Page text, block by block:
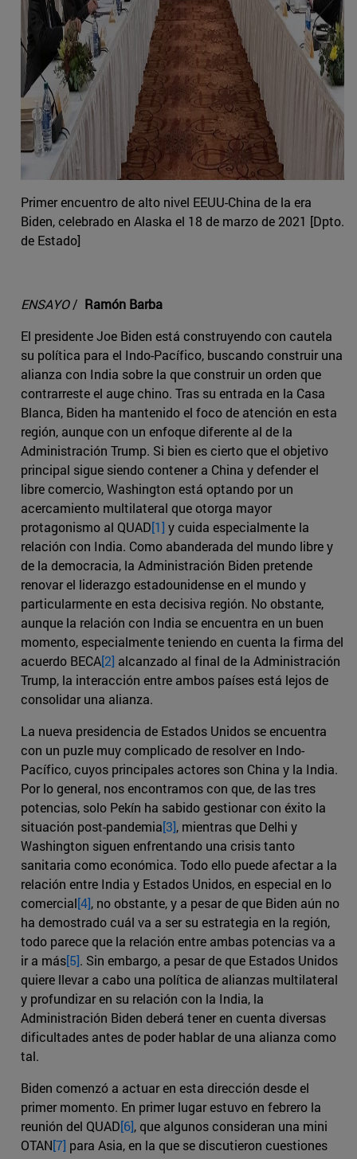
Primer encuentro de alto nivel EEUU-China de la era
Biden, celebrado en Alaska el 18 de marzo de 2021 [Dpto.
de Estado]
ENSAYO/ Ramón Barba
El presidente Joe Biden está construyendo con cautela
su política para el Indo-Pacífico, buscando construir una
alianza con India sobre la que construir un orden que
contrarreste el auge chino. Tras su entrada en la Casa
Blanca, Biden ha mantenido el foco de atención en esta
región, aunque con un enfoque diferente al de la
Administración Trump. Si bien es cierto que el objetivo
principal sigue siendo contener a China y defender el
libre comercio, Washington está optando por un
acercamiento multilateral que otorga mayor
protagonismo al QUAD[1] y cuida especialmente la
relación con India. Como abanderada del mundo libre y
de la democracia, la Administración Biden pretende
renovar el liderazgo estadounidense en el mundo y
particularmente en esta decisiva región. No obstante,
aunque la relación con India se encuentra en un buen
momento, especialmente teniendo en cuenta la firma del
acuerdo BECA[2] alcanzado al final de la Administración
Trump, la interacción entre ambos países está lejos de
consolidar una alianza.
La nueva presidencia de Estados Unidos se encuentra
con un puzle muy complicado de resolver en Indo-
Pacífico, cuyos principales actores son China y la India.
Por lo general, nos encontramos con que, de las tres
potencias, solo Pekín ha sabido gestionar con éxito la
situación post-pandemia[3], mientras que Delhi y
Washington siguen enfrentando una crisis tanto
sanitaria como económica. Todo ello puede afectar a la
relación entre India y Estados Unidos, en especial en lo
comercial[4], no obstante, y a pesar de que Biden aún no
ha demostrado cuál va a ser su estrategia en la región,
todo parece que la relación entre ambas potencias va a
ir a más[5]. Sin embargo, a pesar de que Estados Unidos
quiere llevar a cabo una política de alianzas multilateral
y profundizar en su relación con la India, la
Administración Biden deberá tener en cuenta diversas
dificultades antes de poder hablar de una alianza como
tal.
Biden comenzó a actuar en esta dirección desde el
primer momento. En primer lugar estuvo en febrero la
reunión del QUAD[6], que algunos consideran una mini
OTAN[7] para Asia, en la que se discutieron cuestiones